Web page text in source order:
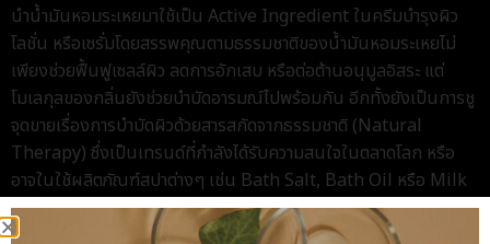
นำน้ำมันหอมระเหยมาใช้เป็น Active Ingredient ในครีมบำรุงผิว
โลชั่น หรือเซรั่มโดยสรรพคุณตามธรรมชาติของน้ำมันหอมระเหยไม่
เพียงช่วยฟื้นฟูเซลล์ผิว ลดการอักเสบ หรือต่อต้านอนุมูลอิสระ แต่
โมเลกุลของกลิ่นยังช่วยบำบัดอารมณ์ไปพร้อมกัน อีกทั้งยังเป็นการชู
จุดขายเรื่องการบำบัดผิวด้วยสารสกัดจากธรรมชาติ (Natural
Therapy) ซึ่งเป็นเทรนด์ที่กำลังได้รับความสนใจในตลาดโลก หรือ
อาจในใช้ผลิตภัณฑ์สปาต่างๆ เช่น Bath Salt, Bath Oil หรือ Milk
Bath